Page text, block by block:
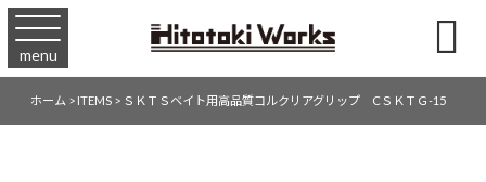
menu 
ホーム>ITEMS> ＳＫＴＳベイト用高品質コルクリアグリップ CＳＫＴＧ-15